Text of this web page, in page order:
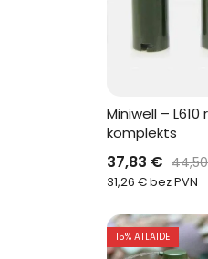
Miniwell –
komplekts
37,83 €
31,26 €bez PVN
15% ATLAIDE